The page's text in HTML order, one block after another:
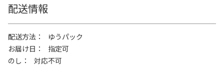
配送情報
配送方法
ゆうパック
お届け日
指定可
のし
対応不可